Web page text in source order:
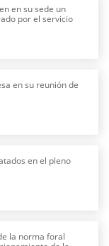
en su sede un
por el servicio
en su reunión de
en el pleno
la norma foral